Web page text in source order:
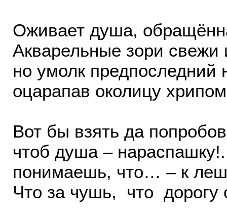
Оживает душа,
Акварельные зори свежи
но умолк предпоследний
оцарапав околицу
Вот бы взять да
чтоб душа –
понимаешь, что… – к
Что за чушь, что дорогу